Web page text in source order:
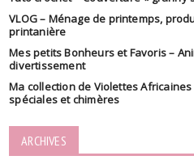
VLOG – Ménage de printemps,
printanière
Mes petits Bonheurs et Favoris –
divertissement
Ma collection de Violettes
spéciales et chimères
ARCHIVES